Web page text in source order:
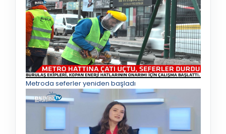
Metroda seferler yeniden başladı